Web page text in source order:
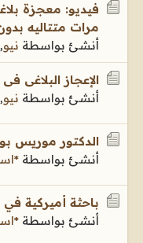
مرات متتاليه
أنشئ بواسطة نيو,
الإعجاز البلاغى
أنشئ بواسطة نيو
الدكتور موريس
أنشئ بواسطة
باحثة أميركية
أنشئ بواسطة